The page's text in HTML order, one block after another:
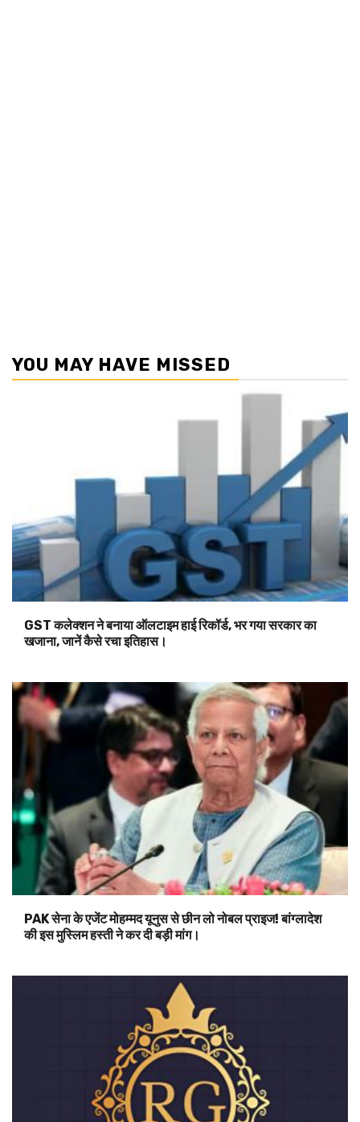
YOU MAY HAVE MISSED
GST कलेक्शन ने बनाया ऑलटाइम हाई रिकॉर्ड, भर गया सरकार का
खजाना, जानें कैसे रचा इतिहास।
PAK सेना के एजेंट मोहम्मद यूनुस से छीन लो नोबल प्राइज! बांग्लादेश
की इस मुस्लिम हस्ती ने कर दी बड़ी मांग।